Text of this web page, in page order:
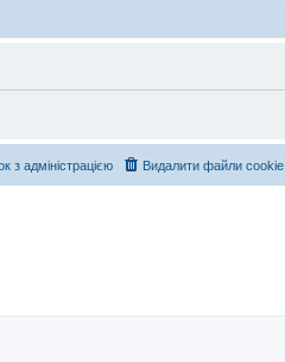
Видалити файли cookie
з адміністрацією